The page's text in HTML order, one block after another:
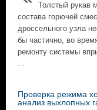
Толстый рукав
состава горючей
дроссельного узла
бы частично, во
ремонту системы
...
Проверка режима
анализ выхлопных